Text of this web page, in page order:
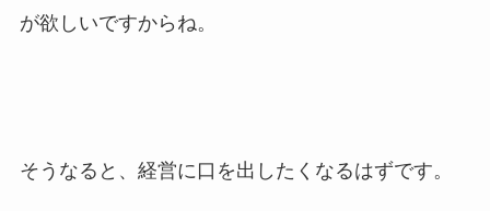
が欲しいですからね。
そうなると、経営に口を出したくなるはずです。